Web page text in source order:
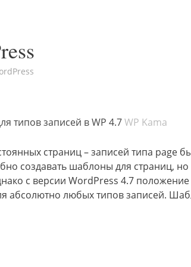
типов записей в WP 4.7WP Kama
страниц – записей типа page
создавать шаблоны для страниц,
с версии WordPress 4.7
абсолютно любых типов записей.